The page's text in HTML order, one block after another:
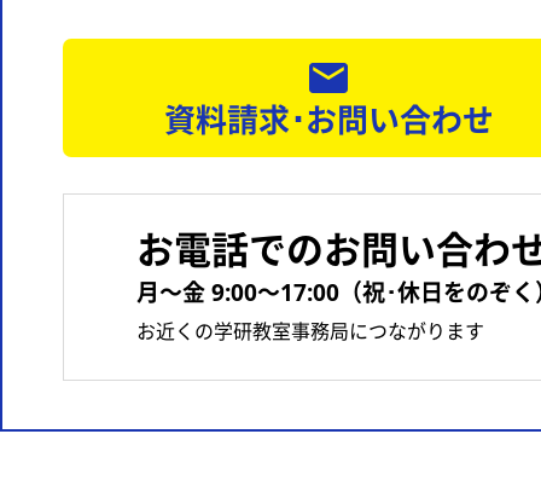
資料請求･お問い合わせ
お電話でのお問い合わ
月〜金 9:00〜17:00（祝･休日をのぞく
お近くの学研教室事務局につながります